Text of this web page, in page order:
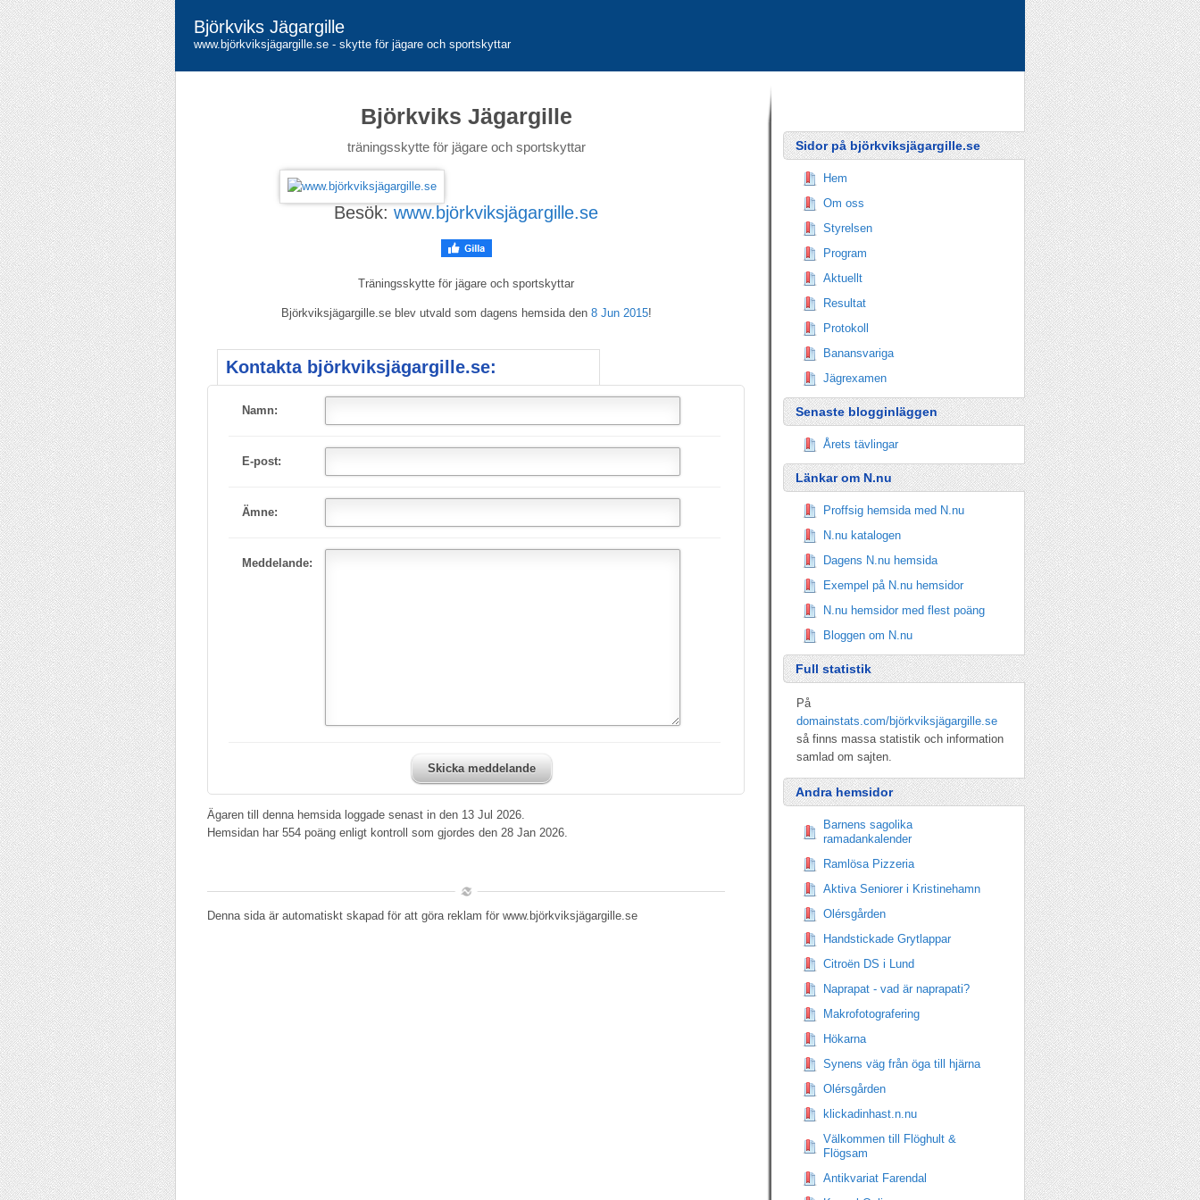
Björkviks Jägargille
www.björkviksjägargille.se - skytte för jägare och sportskyttar
Björkviks Jägargille
träningsskytte för jägare och sportskyttar
Besök: www.björkviksjägargille.se
Träningsskytte för jägare och sportskyttar
Björkviksjägargille.se blev utvald som dagens hemsida den 8 Jun 2015!
Kontakta björkviksjägargille.se:
Namn:
E-post:
Ämne:
Meddelande:
Skicka meddelande
Ägaren till denna hemsida loggade senast in den 13 Jul 2026.
Hemsidan har 554 poäng enligt kontroll som gjordes den 28 Jan 2026.
Denna sida är automatiskt skapad för att göra reklam för www.björkviksjägargille.se
Sidor på björkviksjägargille.se
Hem
Om oss
Styrelsen
Program
Aktuellt
Resultat
Protokoll
Banansvariga
Jägrexamen
Senaste blogginläggen
Årets tävlingar
Länkar om N.nu
Proffsig hemsida med N.nu
N.nu katalogen
Dagens N.nu hemsida
Exempel på N.nu hemsidor
N.nu hemsidor med flest poäng
Bloggen om N.nu
Full statistik
På
domainstats.com/björkviksjägargille.se
så finns massa statistik och information
samlad om sajten.
Andra hemsidor
Barnens sagolika
ramadankalender
Ramlösa Pizzeria
Aktiva Seniorer i Kristinehamn
Olérsgården
Handstickade Grytlappar
Citroën DS i Lund
Naprapat - vad är naprapati?
Makrofotografering
Hökarna
Synens väg från öga till hjärna
Olérsgården
klickadinhast.n.nu
Välkommen till Flöghult &
Flögsam
Antikvariat Farendal